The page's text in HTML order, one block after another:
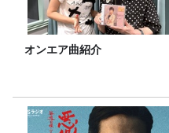
オンエア曲紹介